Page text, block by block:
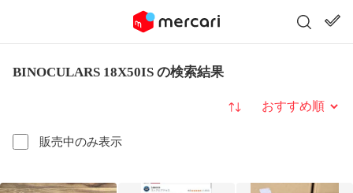
BINOCULARS 18X50IS の検索結果
販売中のみ表示
並び替え